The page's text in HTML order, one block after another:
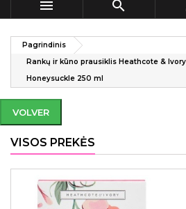
 
Pagrindinis
Rankų ir kūno prausiklis Heathcote &
Honeysuckle 250 ml
VOLVER
VISOS PREKĖS